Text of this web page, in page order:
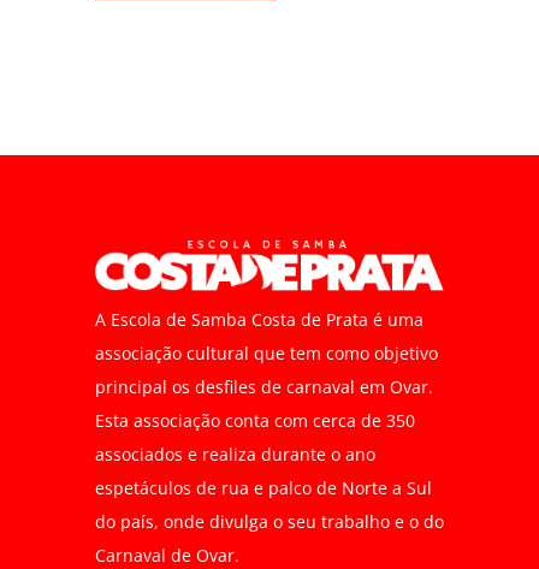
A Escola de Samba Costa de Prata é uma
associação cultural que tem como objetivo
principal os desfiles de carnaval em Ovar.
Esta associação conta com cerca de 350
associados e realiza durante o ano
espetáculos de rua e palco de Norte a Sul
do país, onde divulga o seu trabalho e o do
Carnaval de Ovar.